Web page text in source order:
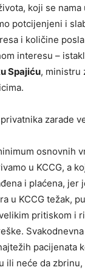
koji se nama
potcijenjeni i
i količine
interesu –
Spajiću, ministru
zarade
osnovnih
u KCCG, a
i plaćena, jer
u KCCG težak,
pritiskom i
pacijenata
ili neće da